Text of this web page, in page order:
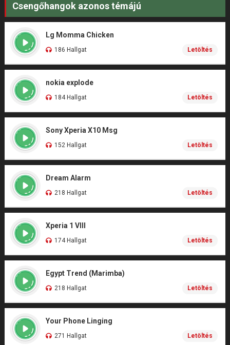
Csengőhangok azonos témájú
Lg Momma Chicken
186 Hallgat Letöltés
nokia explode
184 Hallgat Letöltés
Sony Xperia X10 Msg
152 Hallgat Letöltés
Dream Alarm
218 Hallgat Letöltés
Xperia 1 VIII
174 Hallgat Letöltés
Egypt Trend (Marimba)
218 Hallgat Letöltés
Your Phone Linging
271 Hallgat Letöltés